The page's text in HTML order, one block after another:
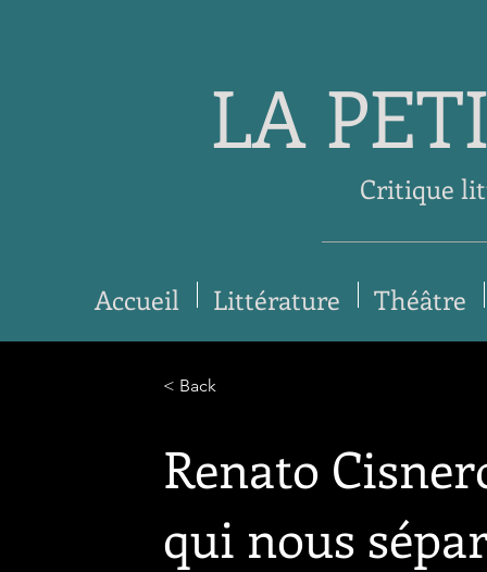
LA
Critique
Accueil Littérature Théâtre
< Back
Renato
qui nous